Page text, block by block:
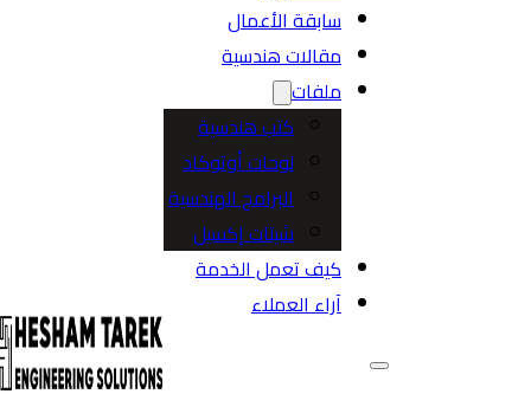
سابقة الأعمال
مقالات هندسية
ملفات
كتب هندسية
لوحات أوتوكاد
البرامج الهندسية
شيتات إكسيل
كيف تعمل الخدمة
آراء العملاء